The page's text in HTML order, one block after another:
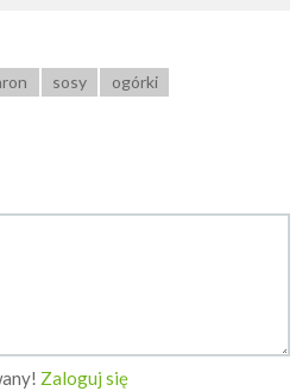
sosy ogórki
Zaloguj się